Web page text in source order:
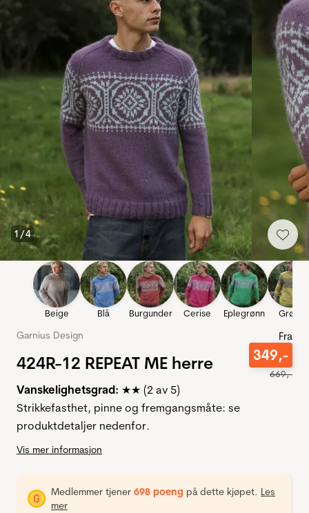
1 /4
Beige Blå Burgunder Cerise Eplegrønn Grønn
Garnius Design
424R-12 REPEAT ME herre
Fra
349,-
669,-
Vanskelighetsgrad: ★★ (2 av 5)
Strikkefasthet, pinne og fremgangsmåte: se
produktdetaljer nedenfor.
Vis mer informasjon
Medlemmer tjener 698 poeng på dette kjøpet. Les
mer